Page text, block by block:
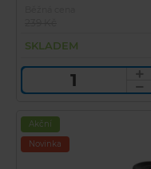
SKLADEM
Akční
Novinka